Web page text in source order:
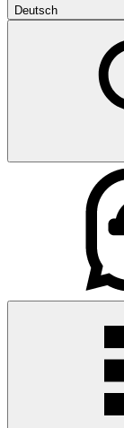
Deutsch